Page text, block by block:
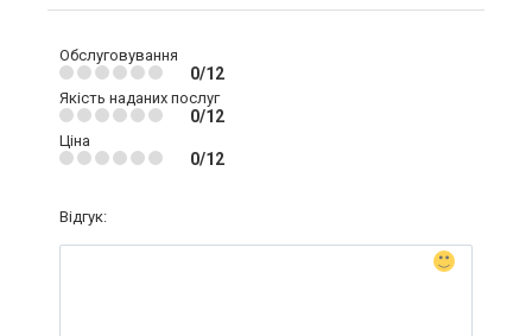
Обслуговування
0/12
Якість наданих послуг
0/12
Ціна
0/12
Відгук: